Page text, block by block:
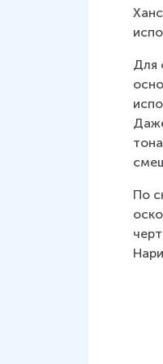
Для
По